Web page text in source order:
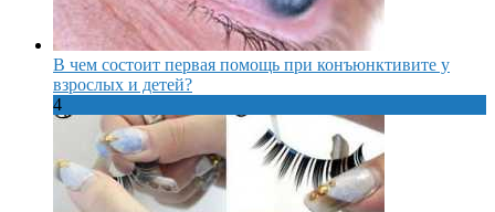
В чем состоит первая помощь при конъюнктивите у
взрослых и детей?
4